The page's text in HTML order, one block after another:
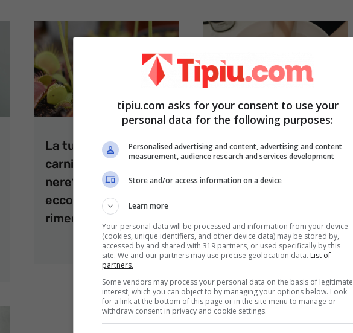
La tua pianta
carnivora ha le foglie
nere? Non buttarla:
ecco cosa fare per
rimediare
2 Novembre 2023
Unghie fragili e che
si spezzano in
fretta? Con i rimedi
forti
31 Ottobre 2023
tipiu.com asks for your consent to use your
personal data for the following purposes:
Personalised advertising and content, advertising and content
measurement, audience research and services development
Store and/or access information on a device
Learn more
Your personal data will be processed and information from your device
(cookies, unique identifiers, and other device data) may be stored by,
accessed by and shared with 319 partners, or used specifically by this
site. We and our partners may use precise geolocation data. List of
partners.
Some vendors may process your personal data on the basis of legitimate
interest, which you can object to by managing your options below. Look
for a link at the bottom of this page or in the site menu to manage or
withdraw consent in privacy and cookie settings.